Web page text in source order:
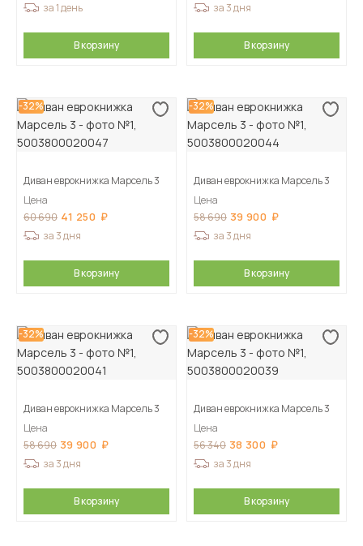
за 1 день
В корзину
за 3 дня
В корзину
-32%
Диван еврокнижка Марсель 3
Цена
60 690 41 250
за 3 дня
В корзину
-32%
Диван еврокнижка Марсель 3
Цена
58 690 39 900
за 3 дня
В корзину
-32%
Диван еврокнижка Марсель 3
Цена
58 690 39 900
за 3 дня
В корзину
-32%
Диван еврокнижка Марсель 3
Цена
56 340 38 300
за 3 дня
В корзину